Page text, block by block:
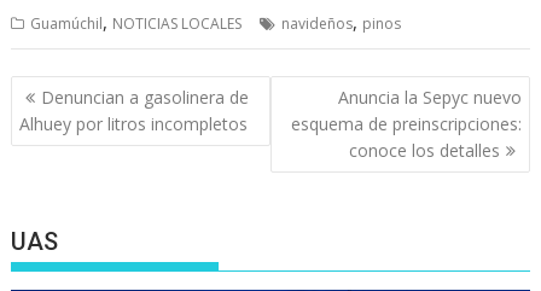
Guamúchil, NOTICIAS LOCALES navideños, pinos
Navegación
de
entradas
Denuncian a gasolinera de
Alhuey por litros incompletos
Anuncia la Sepyc nuevo
esquema de preinscripciones:
conoce los detalles
UAS